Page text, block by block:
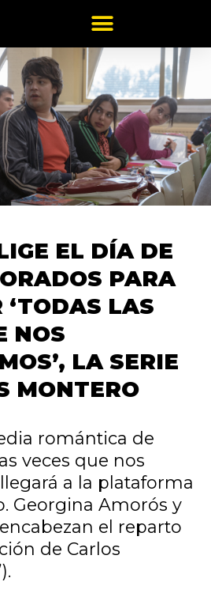
EL DÍA DE
PARA
‘TODAS LAS
NOS
LA SERIE
MONTERO
romántica de
veces que nos
a la plataforma
Georgina Amorós y
el reparto
de Carlos